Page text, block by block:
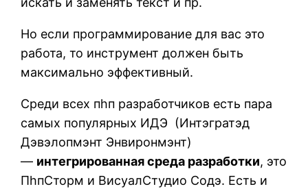
Но если программирование для вас это
работа, то инструмент должен быть
максимально эффективный.
Среди всех пhп разработчиков есть пара
самых популярных ИДЭ (Интэгратэд
Дэвэлопмэнт Энвиронмэнт)
— интегрированная среда разработки, это
ПhпСторм и ВисуалСтудио Cодэ. Есть и